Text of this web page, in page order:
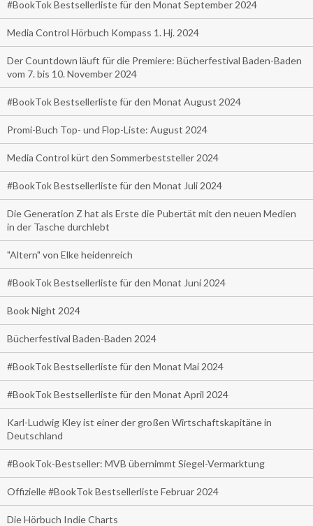
#BookTok Bestsellerliste für den Monat September 2024
Media Control Hörbuch Kompass 1. Hj. 2024
Der Countdown läuft für die Premiere: Bücherfestival Baden-Baden
vom 7. bis 10. November 2024
#BookTok Bestsellerliste für den Monat August 2024
Promi-Buch Top- und Flop-Liste: August 2024
Media Control kürt den Sommerbeststeller 2024
#BookTok Bestsellerliste für den Monat Juli 2024
Die Generation Z hat als Erste die Pubertät mit den neuen Medien
in der Tasche durchlebt
"Altern" von Elke heidenreich
#BookTok Bestsellerliste für den Monat Juni 2024
Book Night 2024
Bücherfestival Baden-Baden 2024
#BookTok Bestsellerliste für den Monat Mai 2024
#BookTok Bestsellerliste für den Monat April 2024
Karl-Ludwig Kley ist einer der großen Wirtschaftskapitäne in
Deutschland
#BookTok-Bestseller: MVB übernimmt Siegel-Vermarktung
Offizielle #BookTok Bestsellerliste Februar 2024
Die Hörbuch Indie Charts